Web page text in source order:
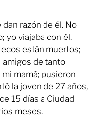
razón de él. No
yo viajaba con él.
están muertos;
amigos de tanto
mi mamá; pusieron
la joven de 27 años,
15 días a Ciudad
meses.